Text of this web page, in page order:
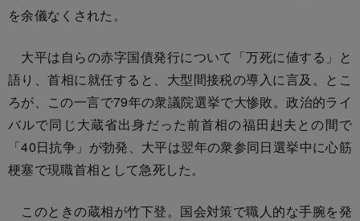
を余儀なくされた。
大平は自らの赤字国債発行について「万死に値する」と
語り、首相に就任すると、大型間接税の導入に言及。とこ
ろが、この一言で79年の衆議院選挙で大惨敗。政治的ライ
バルで同じ大蔵省出身だった前首相の福田赳夫との間で
「40日抗争」が勃発、大平は翌年の衆参同日選挙中に心筋
梗塞で現職首相として急死した。
このときの蔵相が竹下登。国会対策で職人的な手腕を発